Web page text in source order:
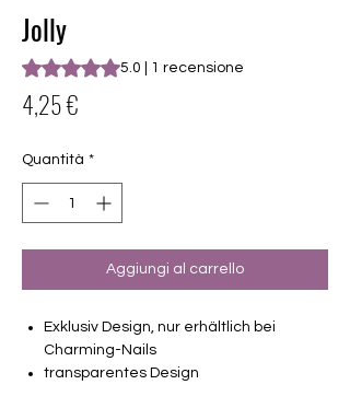
Jolly
Sulla base di 1 recensione, la
5.0 | 1 recensione
4,25 €
Quantità *
Aggiungi al carrello
Exklusiv Design, nur erhältlich bei
Charming-Nails
transparentes Design